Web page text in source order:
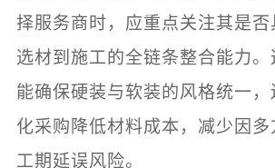
择服务商时，应重点关注其是否
选材到施工的全链条整合能力
能确保硬装与软装的风格统一
化采购降低材料成本，减少因
工期延误风险。